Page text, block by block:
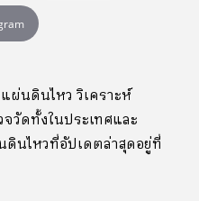
ผ่นดินไหว วิเคราะห์
วัดทั้งในประเทศและ
นไหวที่อัปเดตล่าสุดอยู่ที่